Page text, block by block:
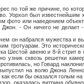
той же причине, по
Уорхол был известнейшим
фото или наведением
- Он ничего не делает
набрался мужества и
тротуарам. Это
Шестой авеню и 8-й стрит
узник сквозь решетки
но Говард
на волю Джона
если бы оказался голым на
витрина